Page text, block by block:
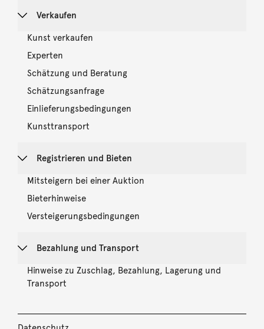
Verkaufen
Kunst verkaufen
Experten
Schätzung und Beratung
Schätzungsanfrage
Einlieferungsbedingungen
Kunsttransport
Registrieren und Bieten
Mitsteigern bei einer Auktion
Bieterhinweise
Versteigerungsbedingungen
Bezahlung und Transport
Hinweise zu Zuschlag, Bezahlung, Lagerung und
Transport